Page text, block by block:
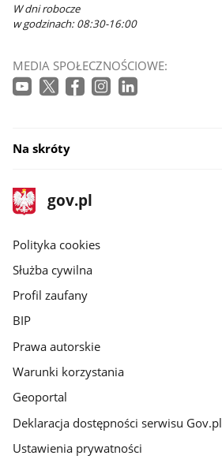
W dni robocze
w godzinach: 08:30-16:00
MEDIA SPOŁECZNOŚCIOWE:
Na skróty
stopka
gov.pl
Strona
gov.pl
gov.pl
Polityka cookies
Służba cywilna
Profil zaufany
BIP
Prawa autorskie
Warunki korzystania
Geoportal
Deklaracja dostępności serwisu Gov.pl
Ustawienia prywatności